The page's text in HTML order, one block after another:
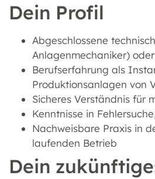
Dein Profil
Abgeschlossene
Anlagenmechaniker)
Berufserfahrung als
Produktionsanlagen von
Sicheres Verständnis für
Kenntnisse in
Nachweisbare Praxis in
laufenden Betrieb
Dein